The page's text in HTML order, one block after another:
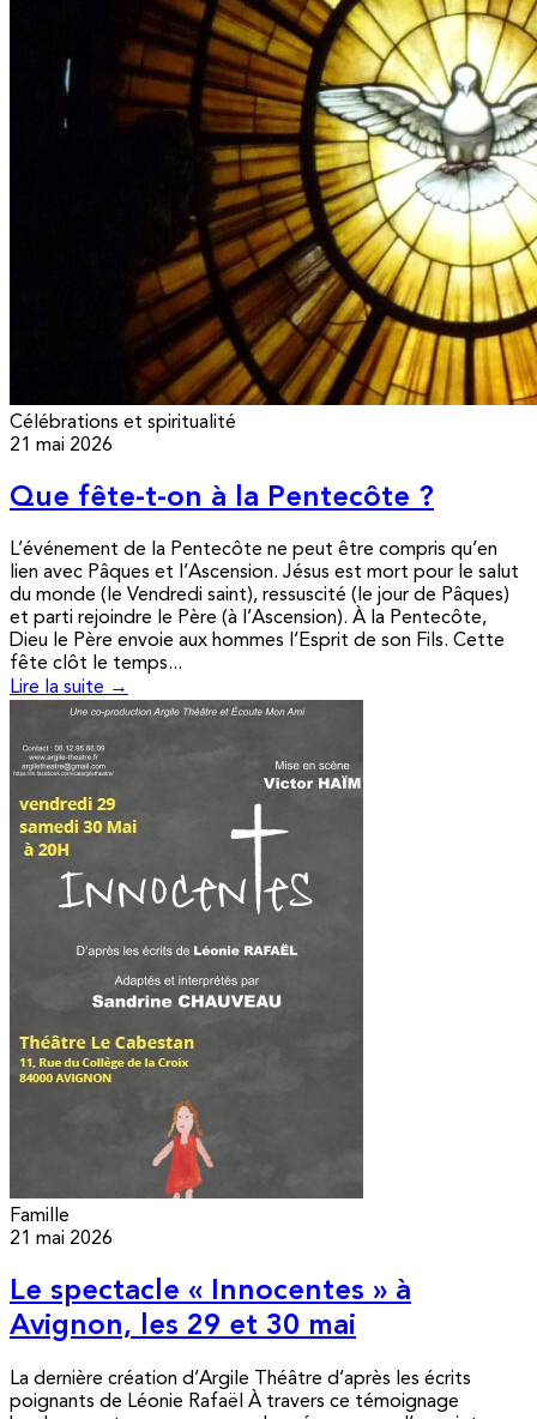
Célébrations et spiritualité
21 mai 2026
Que fête-t-on à la Pentecôte ?
L’événement de la Pentecôte ne peut être compris qu’en
lien avec Pâques et l’Ascension. Jésus est mort pour le salut
du monde (le Vendredi saint), ressuscité (le jour de Pâques)
et parti rejoindre le Père (à l’Ascension). À la Pentecôte,
Dieu le Père envoie aux hommes l’Esprit de son Fils. Cette
fête clôt le temps...
Lire la suite →
Famille
21 mai 2026
Le spectacle « Innocentes » à
Avignon, les 29 et 30 mai
La dernière création d’Argile Théâtre d’après les écrits
poignants de Léonie Rafaël À travers ce témoignage